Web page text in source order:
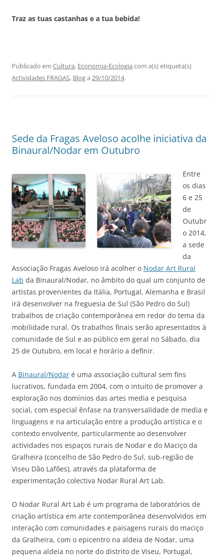
Traz as tuas castanhas e a tua bebida!
Publicado em Cultura, Economia-Ecologia com a(s) etiqueta(s)
Actividades FRAGAS, Bloga 29/10/2014.
Sede da Fragas Aveloso acolhe iniciativa da
Binaural/Nodar em Outubro
Entre
os dias
6 e 25
de
Outubr
o 2014,
a sede
da
Associação Fragas Aveloso irá acolher o Nodar Art Rural
Lab da Binaural/Nodar, no âmbito do qual um conjunto de
artistas provenientes da Itália, Portugal, Alemanha e Brasil
irá desenvolver na freguesia de Sul (São Pedro do Sul)
trabalhos de criação contemporânea em redor do tema da
mobilidade rural. Os trabalhos finais serão apresentados à
comunidade de Sul e ao público em geral no Sábado, dia
25 de Outubro, em local e horário a definir.
A Binaural/Nodar é uma associação cultural sem fins
lucrativos, fundada em 2004, com o intuito de promover a
exploração nos domínios das artes media e pesquisa
social, com especial ênfase na transversalidade de media e
linguagens e na articulação entre a produção artística e o
contexto envolvente, particularmente ao desenvolver
actividades nos espaços rurais de Nodar e do Maciço da
Gralheira (concelho de São Pedro do Sul, sub-região de
Viseu Dão Lafões), através da plataforma de
experimentação colectiva Nodar Rural Art Lab.
O Nodar Rural Art Lab é um programa de laboratórios de
criação artística em arte contemporânea desenvolvidos em
interação com comunidades e paisagens rurais do maciço
da Gralheira, com o epicentro na aldeia de Nodar, uma
pequena aldeia no norte do distrito de Viseu, Portugal,